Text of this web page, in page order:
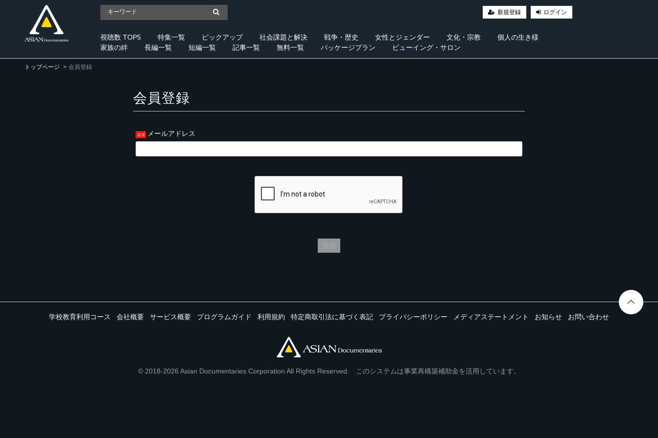
新規登録 ログイン
視聴数 TOP5 特集一覧 ピックアップ 社会課題と解決 戦争・歴史 女性とジェンダー 文化・宗教
個人の生き様
家族の絆
長編一覧 短編一覧 記事一覧 無料一覧 パッケージプラン ビューイング・サロン
トップページ 会員登録
会員登録
メールアドレス
学校教育利用コース 会社概要 サービス概要 プログラムガイド 利用規約 特定商取引法に基づく表記 プライバシーポリシー メディアステートメント お知らせ お問い合わせ
© 2018-2026 Asian Documentaries Corporation All Rights Reserved. このシステムは事業再構築補助金を活用しています。